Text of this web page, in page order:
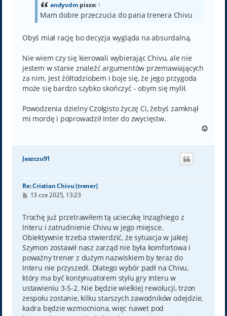
andyvdm pisze: ↑
Mam dobre przeczucia do pana trenera Chivu
Obyś miał rację bo decyzja wygląda na absurdalną.
Nie wiem czy się kierowali wybierając Chivu, ale nie
jestem w stanie znaleźć argumentów przemawiających
za nim. Jest żółtodziobem i boje się, że jego przygoda
może się bardzo szybko skończyć - obym się mylił.
Powodzenia dzielny Czołgisto życzę Ci, żebyś zamknął
mi mordę i poprowadził Inter do zwycięstw.
g
Jaszczu91
Re: Cristian Chivu (trener)
P
t
13 cze 2025, 13:23
Trochę już przetrawiłem tą ucieczkę Inzaghiego z
Interu i zatrudnienie Chivu w jego miejsce.
Obiektywnie trzeba stwierdzić, że sytuacja w jakiej
Szymon zostawił nasz zarząd nie była komfortowa i
poważny trener z dużym nazwiskiem by teraz do
Interu nie przyszedł. Dlatego wybór padł na Chivu,
który ma być kontynuatorem stylu gry Interu w
ustawieniu 3-5-2. Nie będzie wielkiej rewolucji, trzon
zespołu zostanie, kilku starszych zawodników odejdzie,
kadra będzie wzmocniona, więc nawet pod